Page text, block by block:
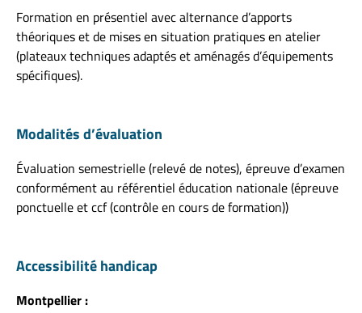
Formation en présentiel avec alternance d’apports
théoriques et de mises en situation pratiques en atelier
(plateaux techniques adaptés et aménagés d’équipements
spécifiques).
Modalités d’évaluation
Évaluation semestrielle (relevé de notes), épreuve d’examen
conformément au référentiel éducation nationale (épreuve
ponctuelle et ccf (contrôle en cours de formation))
Accessibilité handicap
Montpellier :